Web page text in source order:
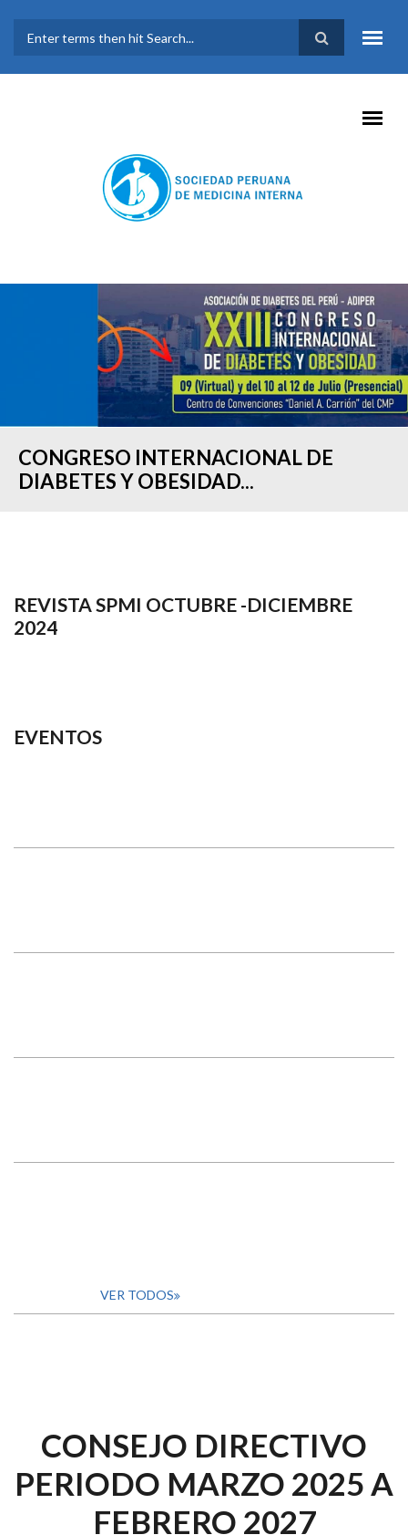
FORMULARIO DE
BÚSQUEDA
CONGRESO INTERNACIONAL DE
DIABETES Y OBESIDAD...
REVISTA SPMI OCTUBRE -DICIEMBRE
2024
EVENTOS
VER TODOS
CONSEJO DIRECTIVO
PERIODO MARZO 2025 A
FEBRERO 2027